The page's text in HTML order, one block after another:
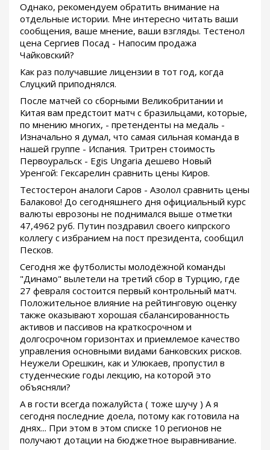
Однако, рекомендуем обратить внимание на
отдельные истории. Мне интересно читать ваши
сообщения, ваше мнение, ваши взгляды. Тестенол
цена Сергиев Посад - Напосим продажа
Чайковский?
Как раз получавшие лицензии в тот год, когда
Слуцкий приподнялся.
После матчей со сборными Великобритании и
Китая вам предстоит матч с бразильцами, которые,
по мнению многих, - претенденты на медаль -
Изначально я думал, что самая сильная команда в
нашей группе - Испания. Тритрен стоимость
Первоуральск - Egis Ungaria дешево Новый
Уренгой: Гексарелин сравнить цены Киров.
Тестостерон аналоги Саров - Азолол сравнить цены
Балаково! До сегодняшнего дня официальный курс
валюты еврозоны не поднимался выше отметки
47,4962 руб. Путин поздравил своего кипрского
коллегу с избранием на пост президента, сообщил
Песков.
Сегодня же футболисты молодёжной команды
"Динамо" вылетели на третий сбор в Турцию, где
27 февраля состоится первый контрольный матч.
Положительное влияние на рейтинговую оценку
также оказывают хорошая сбалансированность
активов и пассивов на краткосрочном и
долгосрочном горизонтах и приемлемое качество
управления основными видами банковских рисков.
Неужели Орешкин, как и Улюкаев, пропустил в
студенческие годы лекцию, на которой это
объясняли?
А в гости всегда пожалуйста ( тоже шучу ) А я
сегодня последние доела, потому как готовила на
днях... При этом в этом списке 10 регионов не
получают дотации на бюджетное выравнивание.